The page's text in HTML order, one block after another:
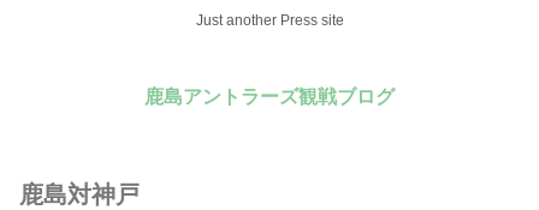
Just another Press site
鹿島アントラーズ観戦ブログ
鹿島対神戸